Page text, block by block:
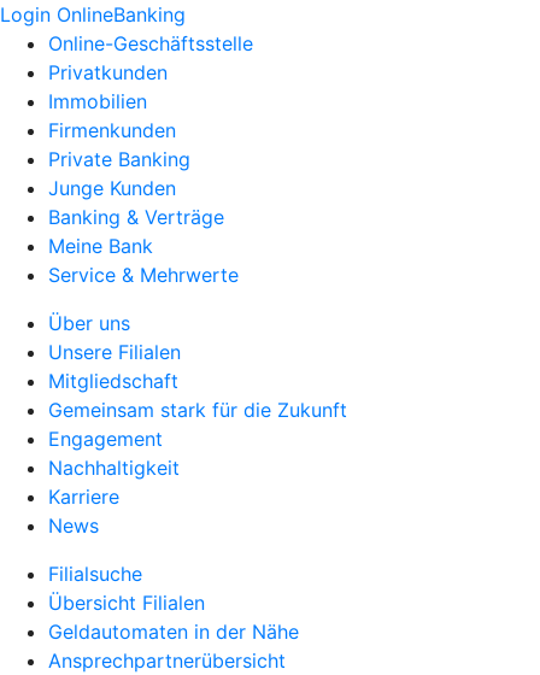
Login OnlineBanking
Online-Geschäftsstelle
Privatkunden
Immobilien
Firmenkunden
Private Banking
Junge Kunden
Banking & Verträge
Meine Bank
Service & Mehrwerte
Über uns
Unsere Filialen
Mitgliedschaft
Gemeinsam stark für die Zukunft
Engagement
Nachhaltigkeit
Karriere
News
Filialsuche
Übersicht Filialen
Geldautomaten in der Nähe
Ansprechpartnerübersicht